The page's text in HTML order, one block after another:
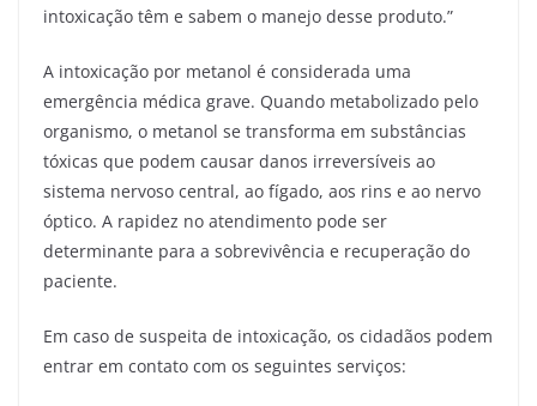
intoxicação têm e sabem o manejo desse produto.”
A intoxicação por metanol é considerada uma
emergência médica grave. Quando metabolizado pelo
organismo, o metanol se transforma em substâncias
tóxicas que podem causar danos irreversíveis ao
sistema nervoso central, ao fígado, aos rins e ao nervo
óptico. A rapidez no atendimento pode ser
determinante para a sobrevivência e recuperação do
paciente.
Em caso de suspeita de intoxicação, os cidadãos podem
entrar em contato com os seguintes serviços: